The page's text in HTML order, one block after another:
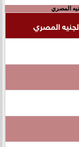
المصري
المصري